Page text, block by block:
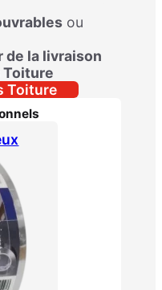
ou
de la livraison
Toiture